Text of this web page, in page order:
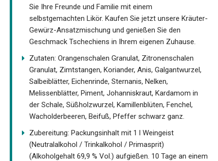
Sie Ihre Freunde und Familie mit einem
selbstgemachten Likör. Kaufen Sie jetzt unsere Kräuter-
Gewürz-Ansatzmischung und genießen Sie den
Geschmack Tschechiens in Ihrem eigenen Zuhause.
Zutaten: Orangenschalen Granulat, Zitronenschalen
Granulat, Zimtstangen, Koriander, Anis, Galgantwurzel,
Salbeiblätter, Eichenrinde, Sternanis, Nelken,
Melissenblätter, Piment, Johanniskraut, Kardamom in
der Schale, Süßholzwurzel, Kamillenblüten, Fenchel,
Wacholderbeeren, Beifuß, Pfeffer schwarz ganz.
Zubereitung: Packungsinhalt mit 1 l Weingeist
(Neutralalkohol / Trinkalkohol / Primasprit)
(Alkoholgehalt 69,9 % Vol.) aufgießen. 10 Tage an einem